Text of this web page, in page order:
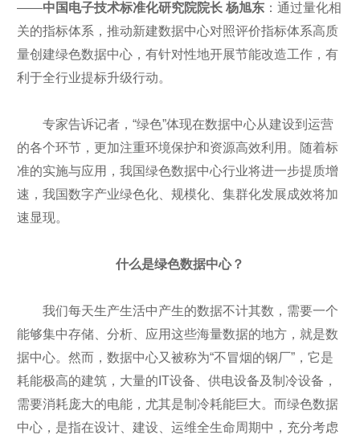
——中国电子技术标准化研究院院长 杨旭东 ：通过量化相
关的指标体系，推动新建数据中心对照评价指标体系高质
量创建绿色数据中心，有针对性地开展节能改造工作，有
利于全行业提标升级行动。
专家告诉记者，“绿色”体现在数据中心从建设到运营
的各个环节，更加注重环境保护和资源高效利用。随着标
准的实施与应用，我国绿色数据中心行业将进一步提质增
速，我国数字产业绿色化、规模化、集群化发展成效将加
速显现。
什么是绿色数据中心？
我们每天生产生活中产生的数据不计其数，需要一个
能够集中存储、分析、应用这些海量数据的地方，就是数
据中心。然而，数据中心又被称为“不冒烟的钢厂”，它是
耗能极高的建筑，大量的IT设备、供电设备及制冷设备，
需要消耗庞大的电能，尤其是制冷耗能巨大。而绿色数据
中心，是指在设计、建设、运维全生命周期中，充分考虑